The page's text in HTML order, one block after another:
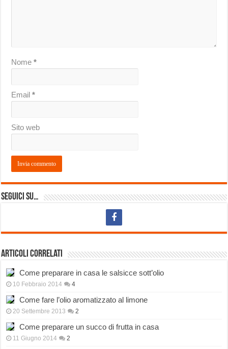
Nome*
Email*
Sito web
Seguici su…
Articoli correlati
Come preparare in casa le salsicce sott’olio
10 Febbraio 2014 4
Come fare l’olio aromatizzato al limone
20 Settembre 2013 2
Come preparare un succo di frutta in casa
11 Giugno 2014 2